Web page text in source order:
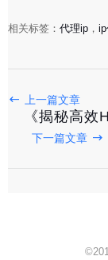
相关标签： 代理ip ，
上一篇文章
《揭秘高
下一篇文章